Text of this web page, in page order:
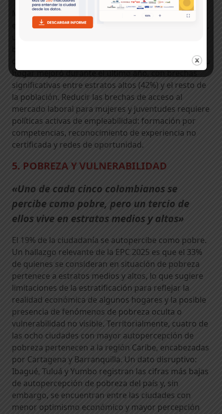
Mujeres, juventudes y personas de estratos bajos
enfrentan las mayores dificultades: en estos grupos,
ciudadanía reporta que la situación económica de su
hogar mejoró durante el último año, con brechas
significativas entre estratos altos (42%) y el resto de
la población. Reducir las brechas de acceso al
mercado laboral para mujeres y juventudes requiere
políticas activas de empleabilidad: formación por
competencias, reconocimiento de experiencia no
certificada y redes de oportunidad.
5. POBREZA Y VULNERABILIDAD
«Uno de cada cinco colombianos se
percibe como pobre, pero un tercio de
ellos vive en estratos medios y altos»
El 19% de la ciudadanía se autopercibe como pobre.
Un hallazgo relevante de la EPC 2025 es que el 33%
de quienes se consideran en situación de pobreza
pertenece a estratos medios y altos, lo que sugiere
limitaciones de la estratificación para reflejar la
realidad económica de algunos hogares y la posible
presencia de fenómenos de pobreza oculta o
vulnerabilidad no visible. Territorialmente, cuatro de
las ocho ciudades con mayor autopercepción de
pobreza pertenecen a la región Caribe, encabezadas
por Cartagena y Barranquilla. Un dato disruptivo:
Ibagué, Tuluá y Yumbo registran las cifras más bajas
de autopercepción de pobreza del país y, sin
embargo, se encuentran entre las ciudades con
menor optimismo económico y mayor percepción